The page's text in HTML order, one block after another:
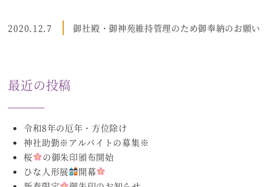
2020.12.7 御社殿・御神苑維持管理のため御奉納のお願い
最近の投稿
令和8年の厄年・方位除け
神社助勤※アルバイトの募集※
桜
の御朱印頒布開始
ひな人形展
開幕